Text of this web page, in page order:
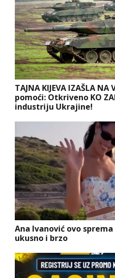
TAJNA KIJEVA IZAŠLA
pomoći: Otkriveno KO
industriju Ukrajine!
Ana Ivanović ovo
ukusno i brzo